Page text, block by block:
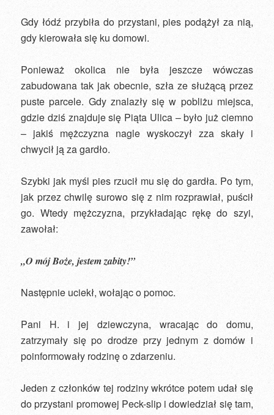
Gdy łódź przybiła do przystani, pies podążył za nią,
gdy kierowała się ku domowi.
Ponieważ okolica nie była jeszcze wówczas
zabudowana tak jak obecnie, szła ze służącą przez
puste parcele. Gdy znalazły się w pobliżu miejsca,
gdzie dziś znajduje się Piąta Ulica – było już ciemno
– jakiś mężczyzna nagle wyskoczył zza skały i
chwycił ją za gardło.
Szybki jak myśl pies rzucił mu się do gardła. Po tym,
jak przez chwilę surowo się z nim rozprawiał, puścił
go. Wtedy mężczyzna, przykładając rękę do szyi,
zawołał:
„O mój Boże, jestem zabity!”
Następnie uciekł, wołając o pomoc.
Pani H. i jej dziewczyna, wracając do domu,
zatrzymały się po drodze przy jednym z domów i
poinformowały rodzinę o zdarzeniu.
Jeden z członków tej rodziny wkrótce potem udał się
do przystani promowej Peck-slip i dowiedział się tam,